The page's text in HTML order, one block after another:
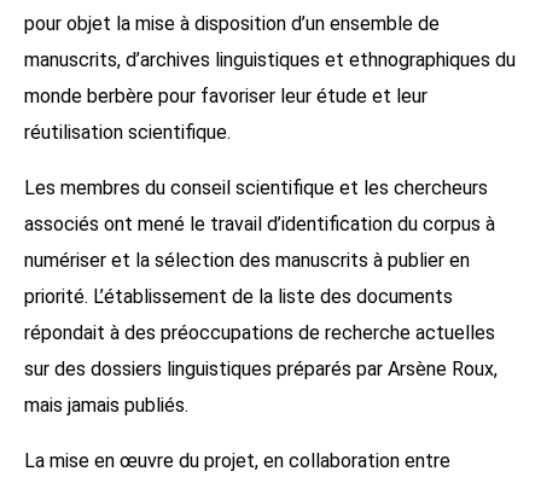
pour objet la mise à disposition d’un ensemble de
manuscrits, d’archives linguistiques et ethnographiques du
monde berbère pour favoriser leur étude et leur
réutilisation scientifique.
Les membres du conseil scientifique et les chercheurs
associés ont mené le travail d’identification du corpus à
numériser et la sélection des manuscrits à publier en
priorité. L’établissement de la liste des documents
répondait à des préoccupations de recherche actuelles
sur des dossiers linguistiques préparés par Arsène Roux,
mais jamais publiés.
La mise en œuvre du projet, en collaboration entre